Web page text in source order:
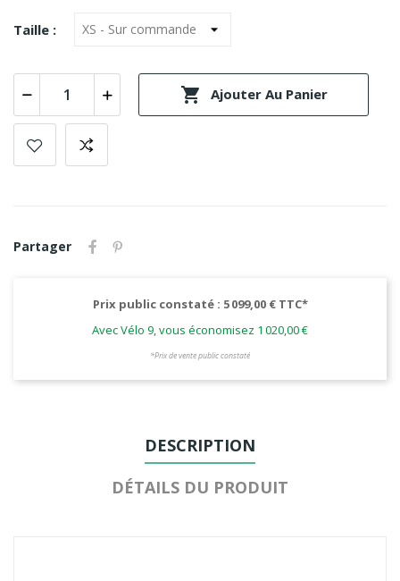
Taille :
 Ajouter Au Panier
Partager
Prix public constaté : 5 099,00 € TTC*
Avec Vélo 9, vous économisez 1 020,00 €
*Prix de vente public constaté
DESCRIPTION
DÉTAILS DU PRODUIT